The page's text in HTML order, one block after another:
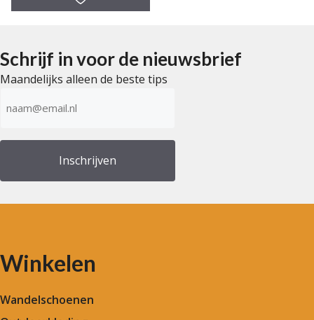
5
Schrijf in voor de nieuwsbrief
Maandelijks alleen de beste tips
mailadres
Winkelen
Wandelschoenen